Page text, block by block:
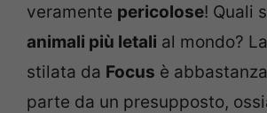
veramente pericolose! Quali
animali più letali al mondo?
stilata da Focus è
parte da un presupposto,